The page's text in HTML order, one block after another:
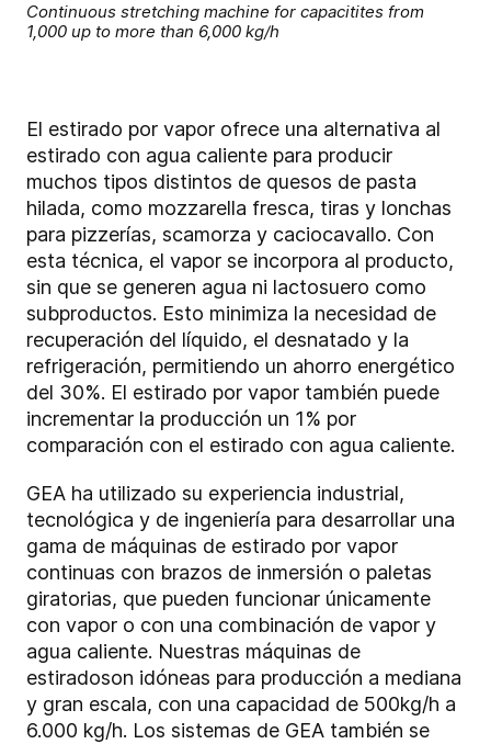
Continuous stretching machine for capacitites from
1,000 up to more than 6,000 kg/h
El estirado por vapor ofrece una alternativa al
estirado con agua caliente para producir
muchos tipos distintos de quesos de pasta
hilada, como mozzarella fresca, tiras y lonchas
para pizzerías, scamorza y caciocavallo. Con
esta técnica, el vapor se incorpora al producto,
sin que se generen agua ni lactosuero como
subproductos. Esto minimiza la necesidad de
recuperación del líquido, el desnatado y la
refrigeración, permitiendo un ahorro energético
del 30%. El estirado por vapor también puede
incrementar la producción un 1% por
comparación con el estirado con agua caliente.
GEA ha utilizado su experiencia industrial,
tecnológica y de ingeniería para desarrollar una
gama de máquinas de estirado por vapor
continuas con brazos de inmersión o paletas
giratorias, que pueden funcionar únicamente
con vapor o con una combinación de vapor y
agua caliente. Nuestras máquinas de
estiradoson idóneas para producción a mediana
y gran escala, con una capacidad de 500kg/h a
6.000 kg/h. Los sistemas de GEA también se